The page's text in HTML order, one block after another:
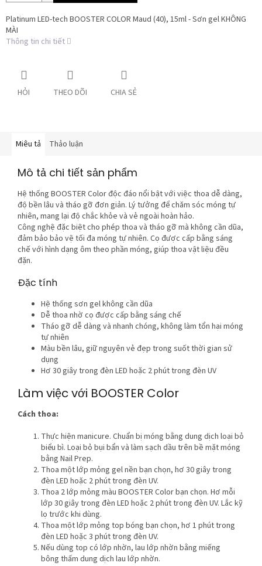
Platinum LED-tech BOOSTER COLOR Maud (40), 15ml - Sơn gel KHÔNG
MÀI
Thông tin chi tiết
HỎI THEO DÕI CHIA SẺ
Miêu tả Thảo luận
Mô tả chi tiết sản phẩm
Hệ thống BOOSTER Color độc đáo nổi bật với việc thoa dễ dàng,
độ bền lâu và tháo gỡ đơn giản. Lý tưởng để chăm sóc móng tự
nhiên, mang lại độ chắc khỏe và vẻ ngoài hoàn hảo.
Công nghệ đặc biệt cho phép thoa và tháo gỡ mà không cần dũa,
đảm bảo bảo vệ tối đa móng tự nhiên. Cọ được cấp bằng sáng
chế với hình dạng ôm theo phần móng, giúp thoa vật liệu đều
đặn.
Đặc tính
Hệ thống sơn gel không cần dũa
Dễ thoa nhờ cọ được cấp bằng sáng chế
Tháo gỡ dễ dàng và nhanh chóng, không làm tổn hại móng
tự nhiên
Màu bền lâu, giữ nguyên vẻ đẹp trong suốt thời gian sử
dụng
Hơ 30 giây trong đèn LED hoặc 2 phút trong đèn UV
Làm việc với BOOSTER Color
Cách thoa:
Thực hiện manicure. Chuẩn bị móng bằng dung dịch loại bỏ
biểu bì. Loại bỏ bụi bẩn và làm sạch dầu trên bề mặt móng
bằng Nail Prep.
Thoa một lớp mỏng gel nền bạn chọn, hơ 30 giây trong
đèn LED hoặc 2 phút trong đèn UV.
Thoa 2 lớp mỏng màu BOOSTER Color bạn chọn. Hơ mỗi
lớp 30 giây trong đèn LED hoặc 2 phút trong đèn UV. Lắc kỹ
lọ trước khi dùng.
Thoa một lớp mỏng top bóng bạn chọn, hơ 1 phút trong
đèn LED hoặc 3 phút trong đèn UV.
Nếu dùng top có lớp nhờn, lau lớp nhờn bằng miếng
bông thấm dung dịch lau lớp nhờn.